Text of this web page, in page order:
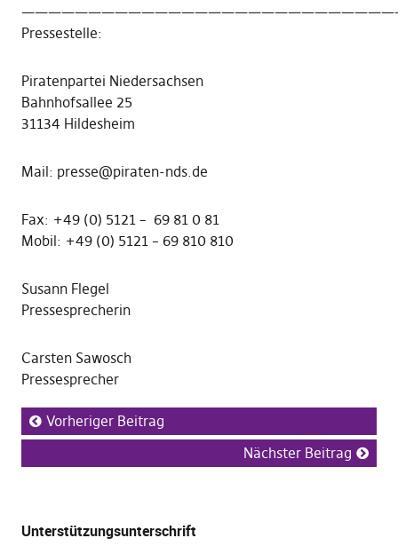
Pressestelle:
Piratenpartei Niedersachsen
Bahnhofsallee 25
31134 Hildesheim
Mail: presse@piraten-nds.de
Fax: +49 (0) 5121 – 69 81 0 81
Mobil: +49 (0) 5121 – 69 810 810
Susann Flegel
Pressesprecherin
Carsten Sawosch
Pressesprecher
Vorheriger Beitrag
Nächster Beitrag
Unterstützungsunterschrift